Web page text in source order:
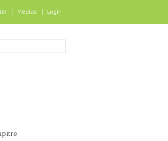
Médias Login